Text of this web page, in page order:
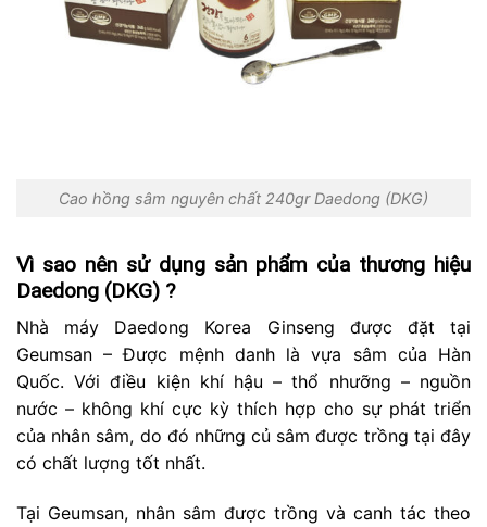
Cao hồng sâm nguyên chất 240gr Daedong (DKG)
Vì sao nên sử dụng sản phẩm của thương hiệu
Daedong (DKG) ?
Nhà máy Daedong Korea Ginseng được đặt tại
Geumsan – Được mệnh danh là vựa sâm của Hàn
Quốc. Với điều kiện khí hậu – thổ nhưỡng – nguồn
nước – không khí cực kỳ thích hợp cho sự phát triển
của nhân sâm, do đó những củ sâm được trồng tại đây
có chất lượng tốt nhất.
Tại Geumsan, nhân sâm được trồng và canh tác theo